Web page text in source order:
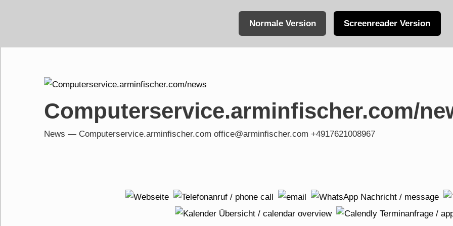
Normale Version Screenreader Version
content
Computerservice.arminfischer.com/
News — Computerservice.arminfischer.com office@arminfischer.com +4917621008967